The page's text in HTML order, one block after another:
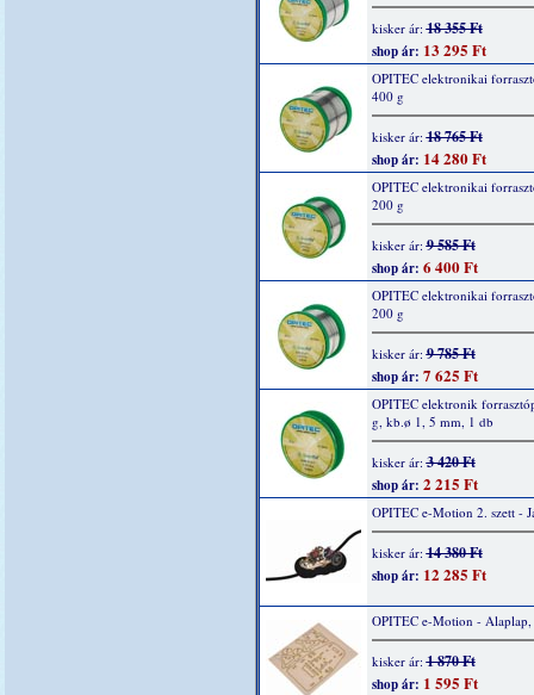
kisker ár:18 355 Ft
shop ár: 13 295 Ft
OPITEC elektronikai
400 g
kisker ár:18 765 Ft
shop ár: 14 280 Ft
OPITEC elektronikai
200 g
kisker ár:9 585 Ft
shop ár: 6 400 Ft
OPITEC elektronikai
200 g
kisker ár:9 785 Ft
shop ár: 7 625 Ft
OPITEC elektronik
g, kb.ø 1, 5 mm, 1 db
kisker ár:3 420 Ft
shop ár: 2 215 Ft
OPITEC e-Motion 2. szett -
kisker ár:14 380 Ft
shop ár: 12 285 Ft
OPITEC e-Motion - Alaplap,
kisker ár:1 870 Ft
shop ár: 1 595 Ft